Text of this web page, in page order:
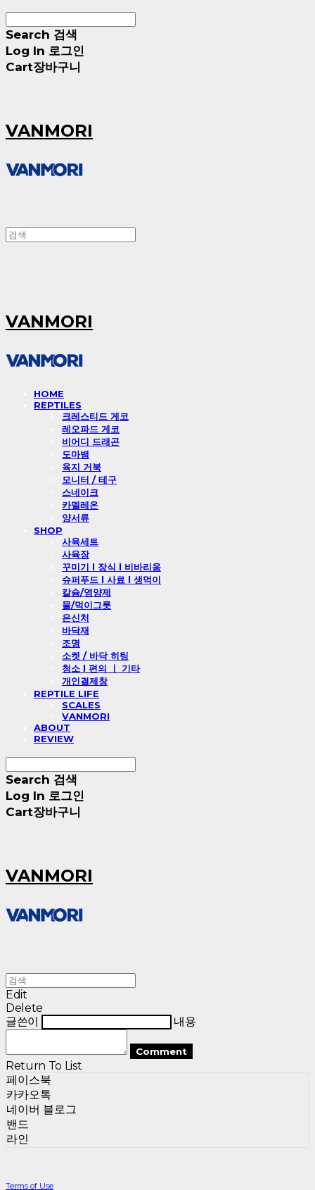
Search 검색
Log In 로그인
Cart장바구니
VANMORI
VANMORI
HOME
REPTILES
크레스티드 게코
레오파드 게코
비어디 드래곤
도마뱀
육지 거북
모니터 / 테구
스네이크
카멜레온
양서류
SHOP
사육세트
사육장
꾸미기 l 장식 l 비바리움
슈퍼푸드 l 사료 l 생먹이
칼슘/영양제
물/먹이그릇
은신처
바닥재
조명
소켓 / 바닥 히팅
청소 l 편의 ㅣ 기타
개인결제창
REPTILE LIFE
SCALES
VANMORI
ABOUT
REVIEW
Search 검색
Log In 로그인
Cart장바구니
VANMORI
Edit
Delete
글쓴이
내용
Comment
Return To List
페이스북
카카오톡
네이버 블로그
밴드
라인
Terms of Use